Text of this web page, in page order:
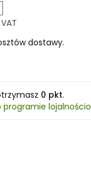
VAT
dostawy.
0 pkt.
programie